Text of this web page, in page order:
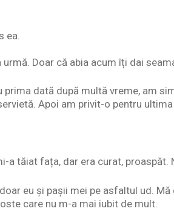
ea.
Doar că abia acum îți dai
prima dată după multă vreme, am
Apoi am privit-o pentru
a tăiat fața, dar era curat, proaspăt.
eu și pașii mei pe asfaltul ud.
care nu m-a mai iubit de mult.